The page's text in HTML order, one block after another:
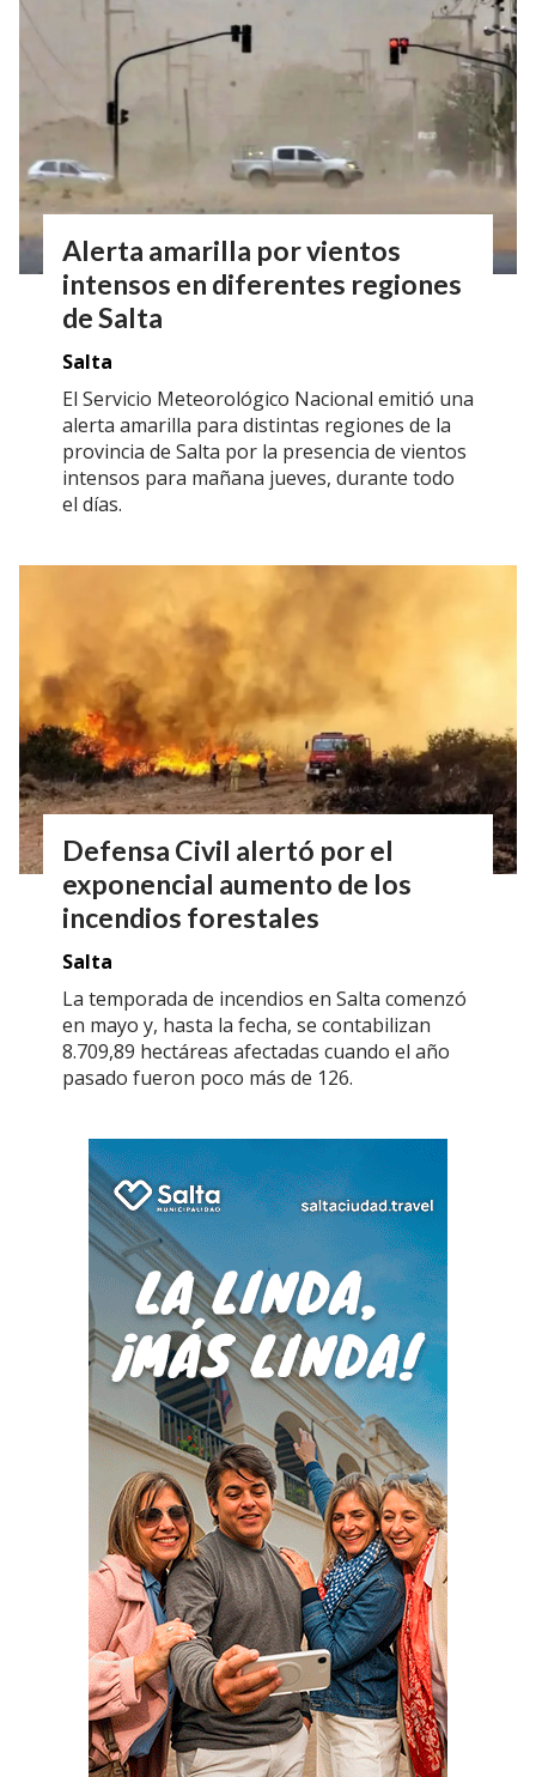
Alerta amarilla por vientos
intensos en diferentes regiones
de Salta
Salta
El Servicio Meteorológico Nacional emitió una
alerta amarilla para distintas regiones de la
provincia de Salta por la presencia de vientos
intensos para mañana jueves, durante todo
el días.
Defensa Civil alertó por el
exponencial aumento de los
incendios forestales
Salta
La temporada de incendios en Salta comenzó
en mayo y, hasta la fecha, se contabilizan
8.709,89 hectáreas afectadas cuando el año
pasado fueron poco más de 126.